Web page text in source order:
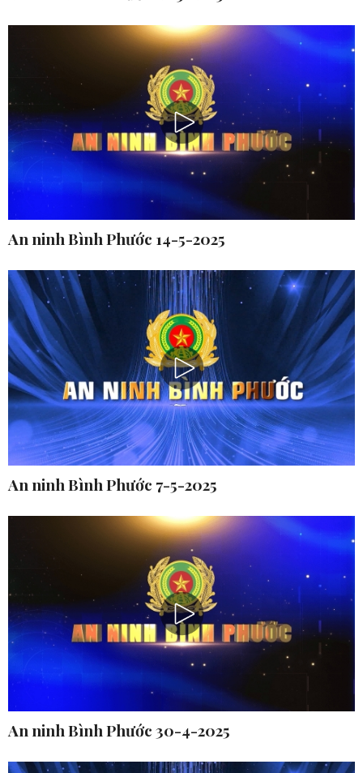
An ninh Bình Phước 14-5-2025
An ninh Bình Phước 7-5-2025
An ninh Bình Phước 30-4-2025